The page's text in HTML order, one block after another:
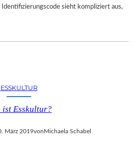
sieht kompliziert aus,
ESSKULTUR
ist Esskultur?
März 2019vonMichaela Schabel